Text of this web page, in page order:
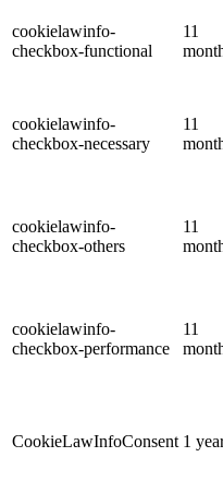
cookielawinfo-
checkbox-functional
11
cookielawinfo-
checkbox-necessary
11
cookielawinfo-
checkbox-others
11
cookielawinfo-
checkbox-performance
11
CookieLawInfoConsent 1